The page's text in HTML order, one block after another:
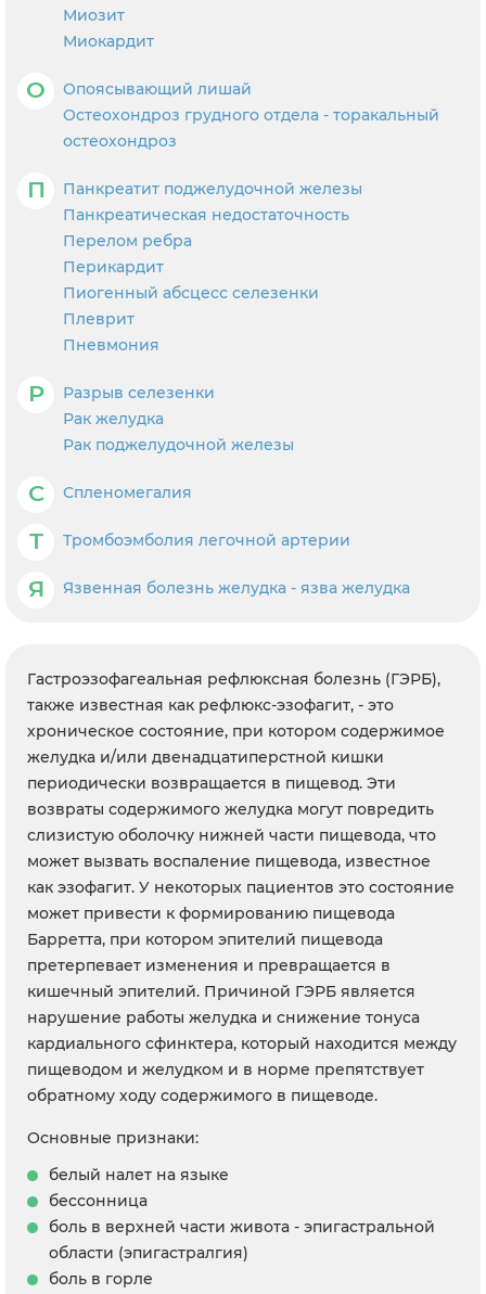
Миозит
Миокардит
О
Опоясывающий лишай
Остеохондроз грудного отдела - торакальный
остеохондроз
П
Панкреатит поджелудочной железы
Панкреатическая недостаточность
Перелом ребра
Перикардит
Пиогенный абсцесс селезенки
Плеврит
Пневмония
Р
Разрыв селезенки
Рак желудка
Рак поджелудочной железы
С Спленомегалия
Т Тромбоэмболия легочной артерии
Я Язвенная болезнь желудка - язва желудка
Гастроэзофагеальная рефлюксная болезнь (ГЭРБ),
также известная как рефлюкс-эзофагит, - это
хроническое состояние, при котором содержимое
желудка и/или двенадцатиперстной кишки
периодически возвращается в пищевод. Эти
возвраты содержимого желудка могут повредить
слизистую оболочку нижней части пищевода, что
может вызвать воспаление пищевода, известное
как эзофагит. У некоторых пациентов это состояние
может привести к формированию пищевода
Барретта, при котором эпителий пищевода
претерпевает изменения и превращается в
кишечный эпителий. Причиной ГЭРБ является
нарушение работы желудка и снижение тонуса
кардиального сфинктера, который находится между
пищеводом и желудком и в норме препятствует
обратному ходу содержимого в пищеводе.
Основные признаки:
белый налет на языке
бессонница
боль в верхней части живота - эпигастральной
области (эпигастралгия)
боль в горле